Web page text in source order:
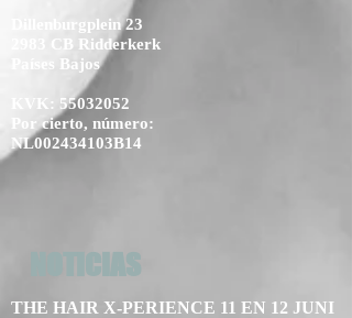
Dillenburgplein 23
2983 CB Ridderkerk
Países Bajos
KVK: 55032052
Por cierto, número:
NL002434103B14
NOTICIAS
THE HAIR X-PERIENCE 11 EN 12 JUNI